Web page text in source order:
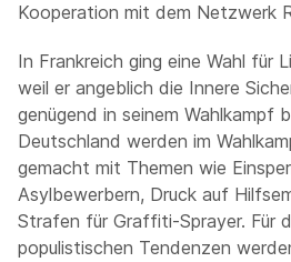
Kooperation mit dem Netzwerk
In Frankreich ging eine Wahl für
weil er angeblich die Innere
genügend in seinem Wahlkampf
Deutschland werden im
gemacht mit Themen wie
Asylbewerbern, Druck auf
Strafen für Graffiti-Sprayer. Für
populistischen Tendenzen